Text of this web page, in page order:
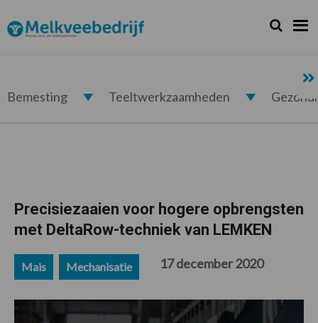
de
hoofdnavigatie
de
hoofd
de
eerste
de
voettekst
Melkveebedrijf.nl Zoeken...
Zoek
Bemesting Teeltwerkzaamheden
Precisiezaaien voor hogere opbrengsten
met DeltaRow-techniek van LEMKEN
Mais Mechanisatie 17 december 2020